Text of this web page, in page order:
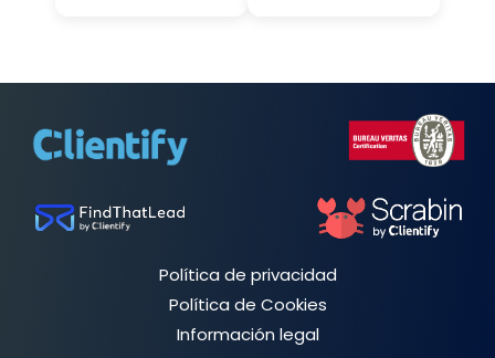
Política de privacidad
Política de Cookies
Información legal